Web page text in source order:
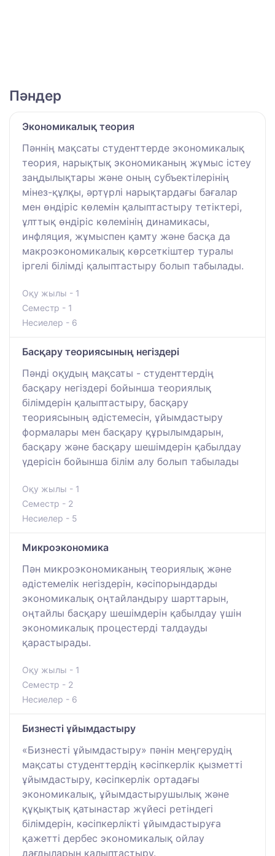
Пәндер
Экономикалық теория
Пәннің мақсаты студенттерде экономикалық
теория, нарықтық экономиканың жұмыс істеу
заңдылықтары және оның субъектілерінің
мінез-құлқы, әртүрлі нарықтардағы бағалар
мен өндіріс көлемін қалыптастыру тетіктері,
ұлттық өндіріс көлемінің динамикасы,
инфляция, жұмыспен қамту және басқа да
макроэкономикалық көрсеткіштер туралы
іргелі білімді қалыптастыру болып табылады.
Оқу жылы - 1
Семестр - 1
Несиелер - 6
Басқару теориясының негіздері
Пәнді оқудың мақсаты - студенттердің
басқару негіздері бойынша теориялық
білімдерін қалыптастыру, басқару
теориясының әдістемесін, ұйымдастыру
формалары мен басқару құрылымдарын,
басқару және басқару шешімдерін қабылдау
үдерісін бойынша білім алу болып табылады
Оқу жылы - 1
Семестр - 2
Несиелер - 5
Микроэкономика
Пән микроэкономиканың теориялық және
әдістемелік негіздерін, кәсіпорындарды
экономикалық оңтайландыру шарттарын,
оңтайлы басқару шешімдерін қабылдау үшін
экономикалық процестерді талдауды
қарастырады.
Оқу жылы - 1
Семестр - 2
Несиелер - 6
Бизнесті ұйымдастыру
«Бизнесті ұйымдастыру» пәнін меңгерудің
мақсаты студенттердің кәсіпкерлік қызметті
ұйымдастыру, кәсіпкерлік ортадағы
экономикалық, ұйымдастырушылық және
құқықтық қатынастар жүйесі ретіндегі
білімдерін, кәсіпкерлікті ұйымдастыруға
қажетті дербес экономикалық ойлау
дағдыларын қалыптастыру.